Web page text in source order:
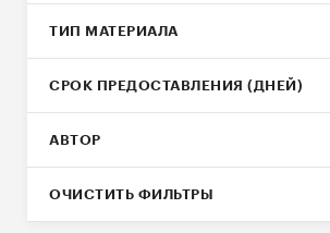
ТИП МАТЕРИАЛА
СРОК ПРЕДОСТАВЛЕНИЯ (ДНЕЙ)
АВТОР
ОЧИСТИТЬ ФИЛЬТРЫ